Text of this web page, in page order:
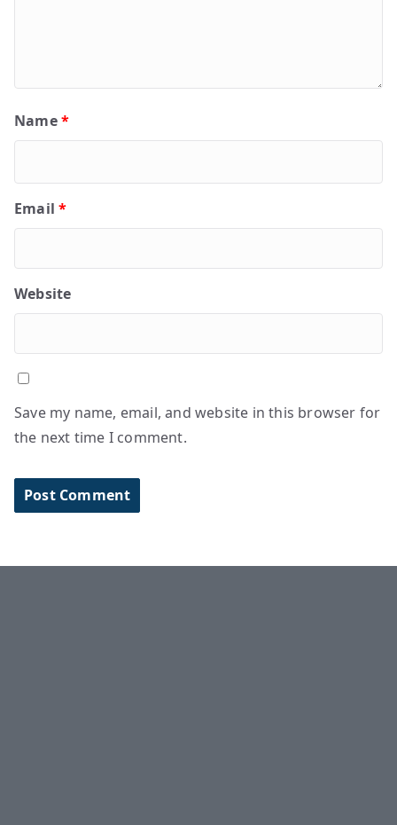
Name*
Email*
Website
Save my name, email, and website in this browser for
the next time I comment.